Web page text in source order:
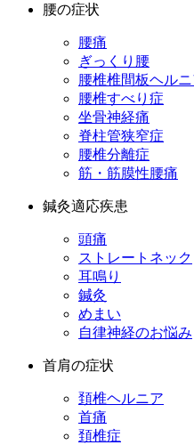
腰の症状
腰痛
ぎっくり腰
腰椎椎間板ヘル
腰椎すべり症
坐骨神経痛
脊柱管狭窄症
腰椎分離症
筋・筋膜性腰痛
鍼灸適応疾患
頭痛
ストレートネック
耳鳴り
鍼灸
めまい
自律神経のお悩み
首肩の症状
頚椎ヘルニア
首痛
頚椎症